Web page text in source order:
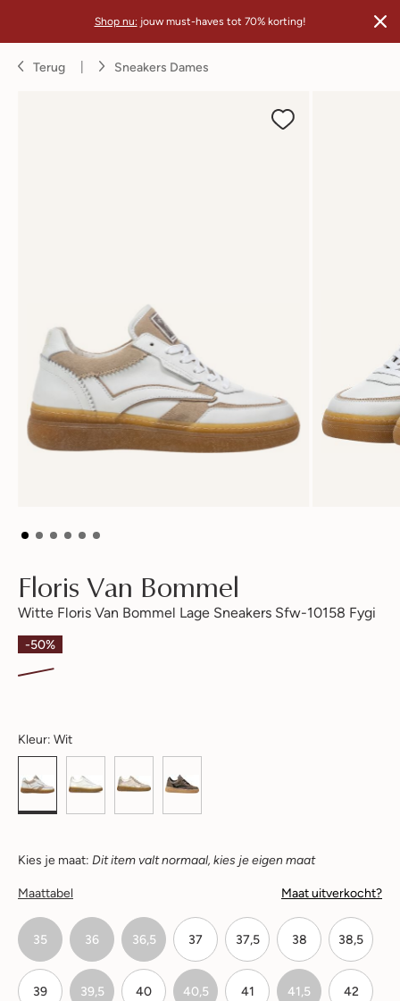
Shop nu: jouw must-haves tot 70% korting!
Terug Sneakers Dames
Floris Van Bommel
Witte Floris Van Bommel Lage Sneakers Sfw-10158 Fygi
-50%
Kleur: Wit
Kies je maat: Dit item valt normaal, kies je eigen maat
Maattabel Maat uitverkocht?
35 36 36,5 37 37,5 38 38,5
39 39,5 40 40,5 41 41,5 42